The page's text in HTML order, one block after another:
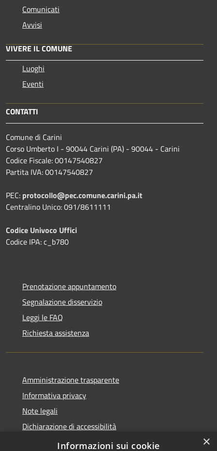
Comunicati
Avvisi
VIVERE IL COMUNE
Luoghi
Eventi
CONTATTI
Comune di Carini
Corso Umberto I - 90044 Carini (PA) - 90044 - Carini
Codice Fiscale: 00147540827
Partita IVA: 00147540827
PEC: protocollo@pec.comune.carini.pa.it
Centralino Unico: 091/8611111
Codice Univoco Uffici
Codice IPA: c_b780
Prenotazione appuntamento
Segnalazione disservizio
Leggi le FAQ
Richiesta assistenza
Amministrazione trasparente
Informativa privacy
Note legali
Dichiarazione di accessibilità
Privacy e protezione dei dati
×
Informazioni sui cookie